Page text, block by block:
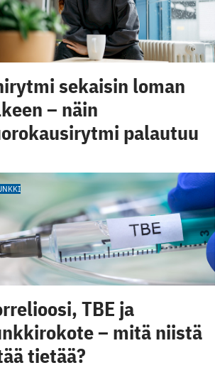
sekaisin loman
– näin
palautuu
TBE ja
– mitä niistä
tietää?